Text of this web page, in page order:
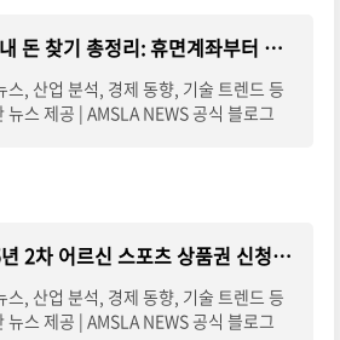
숨은 내 돈 찾기 총정리: 휴면계좌부터 카드포인트까지 한눈에 조회
스, 산업 분석, 경제 동향, 기술 트렌드 등
뉴스 제공 | AMSLA NEWS 공식 블로그
2025년 2차 어르신 스포츠 상품권 신청방법 완전 정리
스, 산업 분석, 경제 동향, 기술 트렌드 등
뉴스 제공 | AMSLA NEWS 공식 블로그